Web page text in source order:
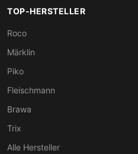
TOP-HERSTELLER
Roco
Märklin
Piko
Fleischmann
Brawa
Trix
Alle Hersteller